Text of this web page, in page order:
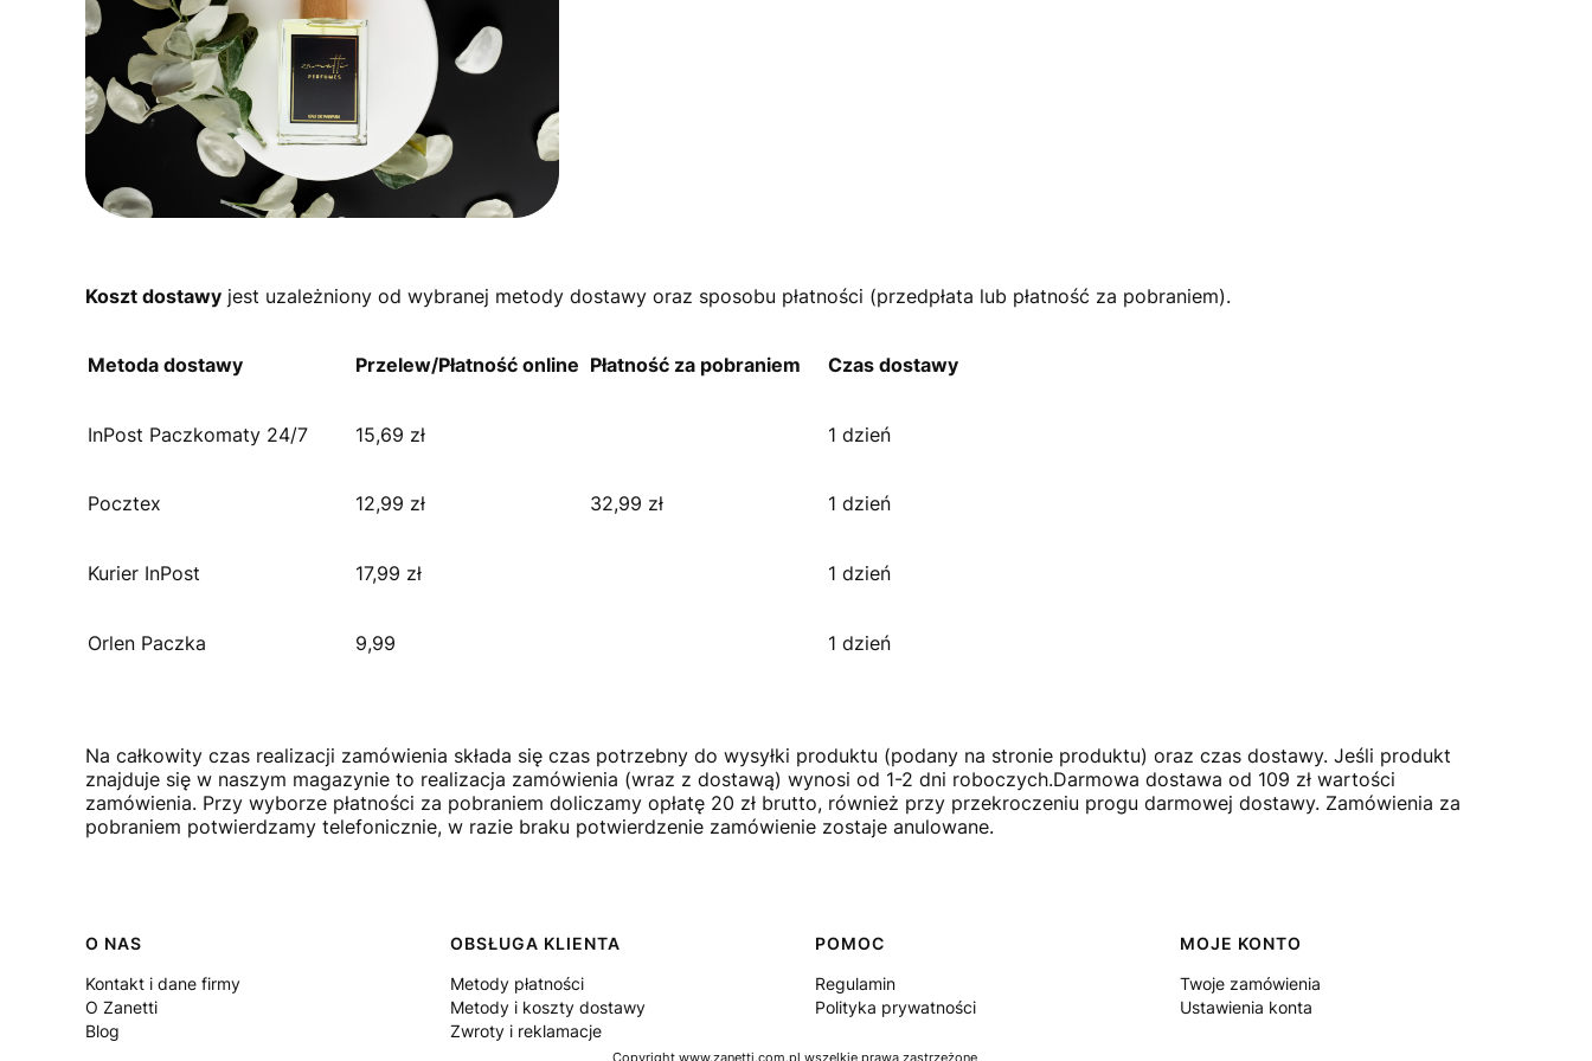
Koszt dostawy jest uzależniony od wybranej metody dostawy oraz sposobu płatności (przedpłata lub płatność za pobraniem).
Metoda dostawy Przelew/Płatność online Płatność za pobraniem Czas dostawy
InPost Paczkomaty 24/7 15,69 zł 1 dzień
Pocztex 12,99 zł 32,99 zł 1 dzień
Kurier InPost 17,99 zł 1 dzień
Orlen Paczka 9,99 1 dzień
Na całkowity czas realizacji zamówienia składa się czas potrzebny do wysyłki produktu (podany na stronie produktu) oraz czas dostawy. Jeśli produkt
znajduje się w naszym magazynie to realizacja zamówienia (wraz z dostawą) wynosi od 1-2 dni roboczych.Darmowa dostawa od 109 zł wartości
zamówienia. Przy wyborze płatności za pobraniem doliczamy opłatę 20 zł brutto, również przy przekroczeniu progu darmowej dostawy. Zamówienia za
pobraniem potwierdzamy telefonicznie, w razie braku potwierdzenie zamówienie zostaje anulowane.
Linki w stopce
O NAS
Kontakt i dane firmy
O Zanetti
Blog
OBSŁUGA KLIENTA
Metody płatności
Metody i koszty dostawy
Zwroty i reklamacje
POMOC
Regulamin
Polityka prywatności
MOJE KONTO
Twoje zamówienia
Ustawienia konta
Copyright www.zanetti.com.pl wszelkie prawa zastrzeżone